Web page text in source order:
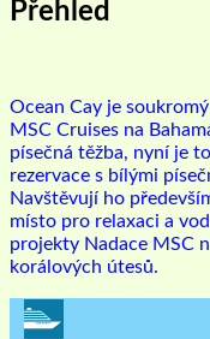
Přehled
Ocean Cay je
MSC Cruises na
písečná těžba, nyní je
rezervace s bílými
Navštěvují ho
místo pro relaxaci a
projekty Nadace MSC
korálových útesů.